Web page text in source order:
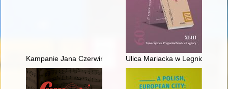
Kampanie Jana Czerwińskiego i płk. Jana Żalplachty-
Ulica Mariacka w Legnicy: